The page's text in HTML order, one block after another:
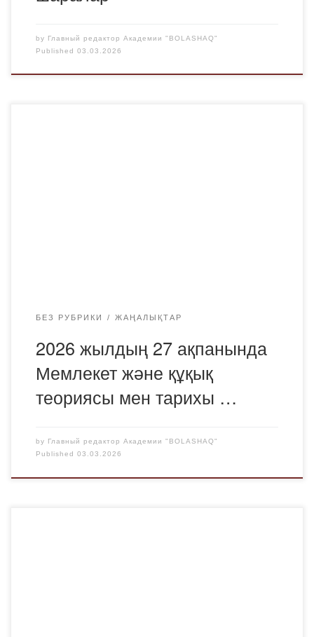
by Главный редактор Академии "BOLASHAQ"
Published 03.03.2026
БЕЗ РУБРИКИ ЖАҢАЛЫҚТАР
2026 жылдың 27 ақпанында
Мемлекет және құқық
теориясы мен тарихы …
by
Главный редактор Академии "BOLASHAQ"
Published 03.03.2026